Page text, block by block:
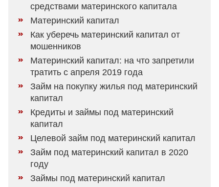
средствами материнского капитала
Материнский капитал
Как уберечь материнский капитал от
мошенников
Материнский капитал: на что запретили
тратить с апреля 2019 года
Займ на покупку жилья под материнский
капитал
Кредиты и займы под материнский
капитал
Целевой займ под материнский капитал
Займ под материнский капитал в 2020
году
Займы под материнский капитал